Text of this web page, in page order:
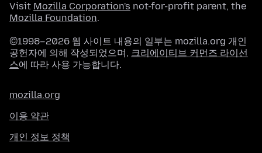
Visit Mozilla Corporation's not-for-profit parent, the
Mozilla Foundation.
©1998–2026 웹 사이트 내용의 일부는 mozilla.org 개인
공헌자에 의해 작성되었으며, 크리에이티브 커먼즈 라이선
스에 따라 사용 가능합니다.
mozilla.org
이용 약관
개인 정보 정책